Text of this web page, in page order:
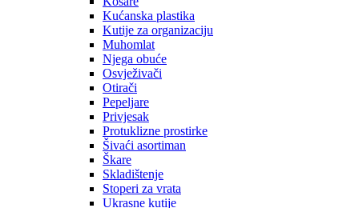
Kućanska plastika
Kutije za organizaciju
Muhomlat
Njega obuće
Osvježivači
Otirači
Pepeljare
Privjesak
Protuklizne prostirke
Šivaći asortiman
Škare
Skladištenje
Stoperi za vrata
Ukrasne kutije